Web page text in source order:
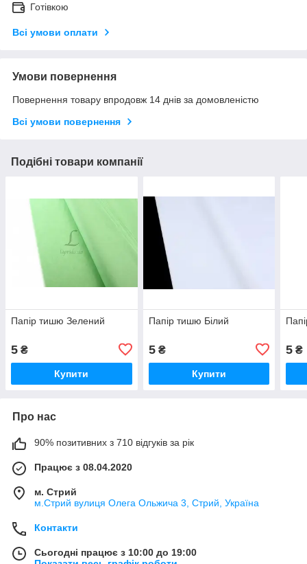
Готівкою
Всі умови оплати
Умови повернення
Повернення товару впродовж 14 днів за домовленістю
Всі умови повернення
Подібні товари компанії
Папір тишю Зелений
5 ₴
Купити
Папір тишю Білий
5₴
Купити
5 ₴
Про нас
90% позитивних з 710 відгуків за рік
Працює з 08.04.2020
м. Стрий
м.Стрий вулиця Олега Ольжича 3, Стрий, Україна
Контакти
Сьогодні працює з 10:00 до 19:00